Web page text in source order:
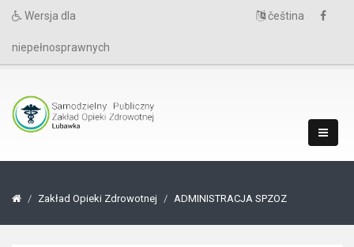
Wersja dla
niepełnosprawnych
čeština
Zakład Opieki Zdrowotnej ADMINISTRACJA SPZOZ